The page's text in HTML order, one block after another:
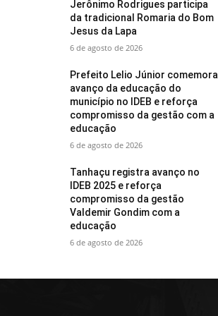
Jerônimo Rodrigues participa
da tradicional Romaria do Bom
Jesus da Lapa
6 de agosto de 2026
Prefeito Lelio Júnior comemora
avanço da educação do
município no IDEB e reforça
compromisso da gestão com a
educação
6 de agosto de 2026
Tanhaçu registra avanço no
IDEB 2025 e reforça
compromisso da gestão
Valdemir Gondim com a
educação
6 de agosto de 2026